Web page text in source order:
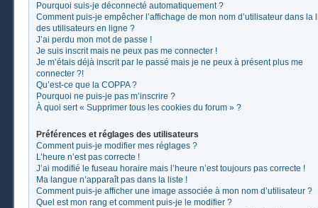
Pourquoi suis-je déconnecté automatiquement ?
Comment puis-je empêcher l’affichage de mon nom d’utilisateur dans la
des utilisateurs en ligne ?
J’ai perdu mon mot de passe !
Je suis inscrit mais ne peux pas me connecter !
Je m’étais déjà inscrit par le passé mais je ne peux à présent plus me
connecter ?!
Qu’est-ce que la COPPA ?
Pourquoi ne puis-je pas m’inscrire ?
À quoi sert « Supprimer tous les cookies du forum » ?
Préférences et réglages des utilisateurs
Comment puis-je modifier mes réglages ?
L’heure n’est pas correcte !
J’ai modifié le fuseau horaire mais l’heure n’est toujours pas correcte !
Ma langue n’apparaît pas dans la liste !
Comment puis-je afficher une image associée à mon nom d’utilisateur ?
Quel est mon rang et comment puis-je le modifier ?